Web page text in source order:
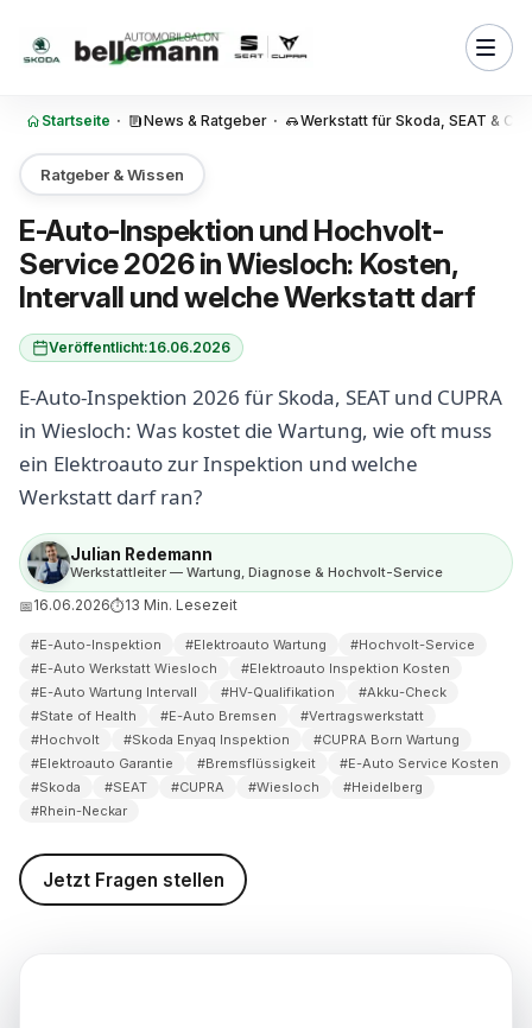
Startseite · News & Ratgeber · Werkstatt für Skoda, SEAT &
Ratgeber & Wissen
E-Auto-Inspektion und Hochvolt-
Service 2026 in Wiesloch: Kosten,
Intervall und welche Werkstatt darf
Veröffentlicht:16.06.2026
E-Auto-Inspektion 2026 für Skoda, SEAT und CUPRA
in Wiesloch: Was kostet die Wartung, wie oft muss
ein Elektroauto zur Inspektion und welche
Werkstatt darf ran?
Julian Redemann
Werkstattleiter — Wartung, Diagnose & Hochvolt-Service
📅16.06.2026⏱13 Min. Lesezeit
#E-Auto-Inspektion #Elektroauto Wartung
#Hochvolt-Service
#E-Auto Werkstatt Wiesloch
#Elektroauto Inspektion Kosten
#E-Auto Wartung Intervall
#HV-Qualifikation
#Akku-Check
#State of Health
#E-Auto Bremsen
#Vertragswerkstatt
#Hochvolt
#Skoda Enyaq Inspektion
#CUPRA Born Wartung
#Elektroauto Garantie
#Bremsflüssigkeit
#E-Auto Service Kosten
#Skoda
#SEAT #CUPRA #Wiesloch
#Heidelberg
#Rhein-Neckar
Jetzt Fragen stellen
ein Elektroauto
Die drei Hochvolt-Stufen
ein E-Auto zur Inspektion?
E-Auto-Inspektion wirklich
(State of Health) und die
oder freie Werkstatt
E-Auto-Service 2026 in
nach Modell: Enyaq,
Tavascan
E-Auto-Service in
(Stand: 16.06.2026)